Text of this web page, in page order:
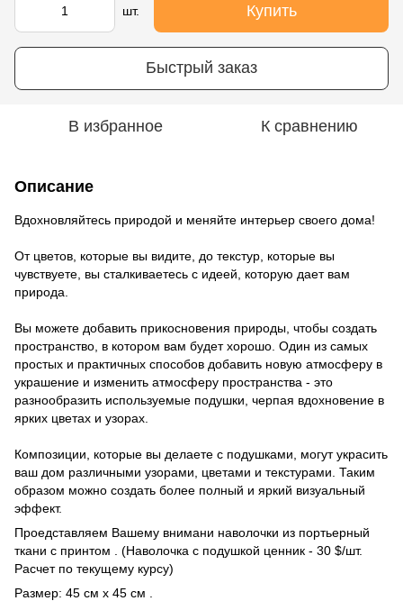
шт. Купить
Быстрый заказ
В избранное К сравнению
Описание
Вдохновляйтесь природой и меняйте интерьер своего дома!
От цветов, которые вы видите, до текстур, которые вы
чувствуете, вы сталкиваетесь с идеей, которую дает вам
природа.
Вы можете добавить прикосновения природы, чтобы создать
пространство, в котором вам будет хорошо. Один из самых
простых и практичных способов добавить новую атмосферу в
украшение и изменить атмосферу пространства - это
разнообразить используемые подушки, черпая вдохновение в
ярких цветах и ​​узорах.
Композиции, которые вы делаете с подушками, могут украсить
ваш дом различными узорами, цветами и текстурами. Таким
образом можно создать более полный и яркий визуальный
эффект.
Проедставляем Вашему внимани наволочки из портьерный
ткани с принтом . (Наволочка с подушкой ценник - 30 $/шт.
Расчет по текущему курсу)
Размер: 45 см х 45 см .